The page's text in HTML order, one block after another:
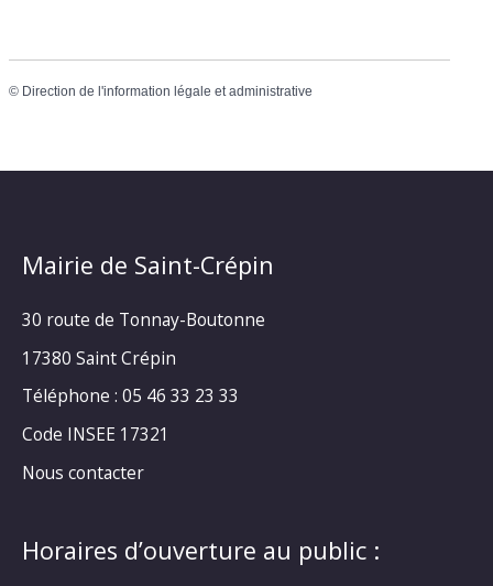
© Direction de l'information légale et administrative
Mairie de Saint-Crépin
30 route de Tonnay-Boutonne
17380 Saint Crépin
Téléphone : 05 46 33 23 33
Code INSEE 17321
Nous contacter
Horaires d’ouverture au public :